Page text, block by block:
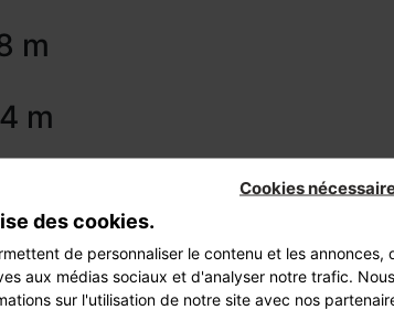
Cookies
des cookies.
de personnaliser le contenu et les annonces,
aux médias sociaux et d'analyser notre trafic.
sur l'utilisation de notre site avec nos
m
m
l'été
entretenir son jardin